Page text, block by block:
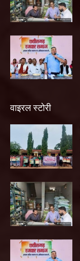
वाइरल स्टोरी